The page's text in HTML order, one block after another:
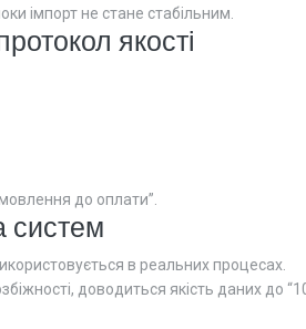
імпорт не стане стабільним.
якості
до оплати”.
систем
в реальних процесах.
доводиться якість даних до